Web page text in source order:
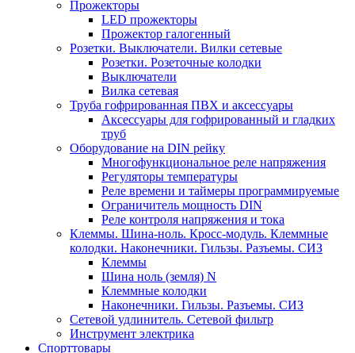
Прожекторы
LED прожекторы
Прожектор галогенный
Розетки. Выключатели. Вилки сетевые
Розетки. Розеточные колодки
Выключатели
Вилка сетевая
Труба гофрированная ПВХ и аксессуары
Аксессуары для гофрированный и гладких
труб
Оборудование на DIN рейку
Многофункциональное реле напряжения
Регуляторы температуры
Реле времени и таймеры программируемые
Ограничитель мощность DIN
Реле контроля напряжения и тока
Клеммы. Шина-ноль. Кросс-модуль. Клеммные
колодки. Наконечники. Гильзы. Разъемы. СИЗ
Клеммы
Шина ноль (земля) N
Клеммные колодки
Наконечники. Гильзы. Разъемы. СИЗ
Сетевой удлинитель. Сетевой фильтр
Инструмент электрика
Спорттовары